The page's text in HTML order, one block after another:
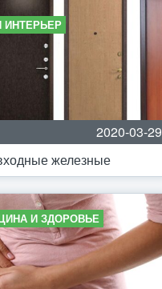
ИНТЕРЬЕР
2020-03-29
железные
И ЗДОРОВЬЕ